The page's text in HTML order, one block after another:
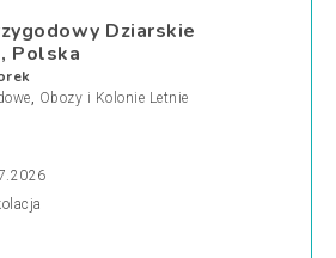
Dziarskie
Polska
, Obozy i Kolonie Letnie